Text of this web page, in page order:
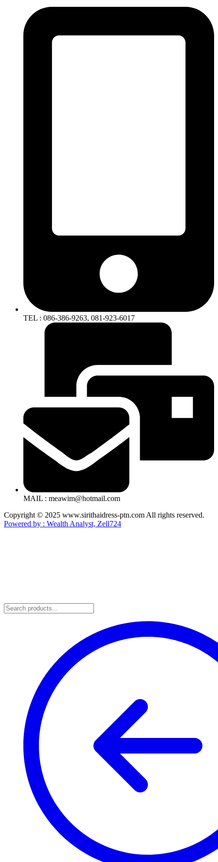
TEL : 086-386-9263, 081-923-6017
MAIL : meawim@hotmail.com
Copyright © 2025 www.sirithaidress-ptn.com All rights reserved.
Powered by : Wealth Analyst, Zell724